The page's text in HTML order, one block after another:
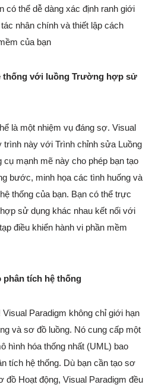
có thể dễ dàng xác định ranh giới
nhân chính và thiết lập cách
của bạn
thống với luồng Trường hợp sử
là một nhiệm vụ đáng sợ. Visual
trình này với Trình chỉnh sửa Luồng
mạnh mẽ này cho phép bạn tạo
bước, minh họa các tình huống và
thống của bạn. Bạn có thể trực
sử dụng khác nhau kết nối với
điều khiển hành vi phần mềm
phân tích hệ thống
Paradigm không chỉ giới hạn
và sơ đồ luồng. Nó cung cấp một
hình hóa thống nhất (UML) bao
tích hệ thống. Dù bạn cần tạo sơ
đồ Hoạt động, Visual Paradigm đều